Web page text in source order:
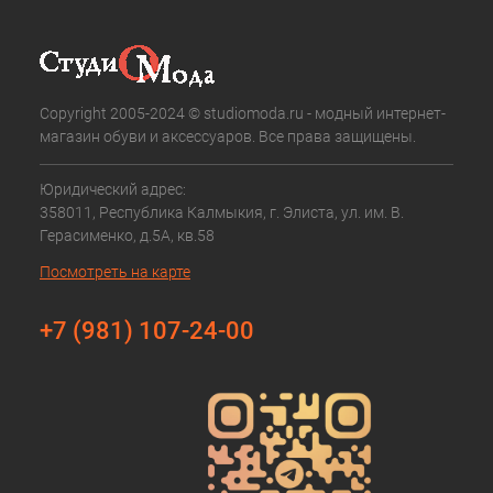
Copyright 2005-2024 © studiomoda.ru - модный интернет-
магазин обуви и аксессуаров. Все права защищены.
Юридический адрес:
358011, Республика Калмыкия, г. Элиста, ул. им. В.
Герасименко, д.5А, кв.58
Посмотреть на карте
+7 (981) 107-24-00